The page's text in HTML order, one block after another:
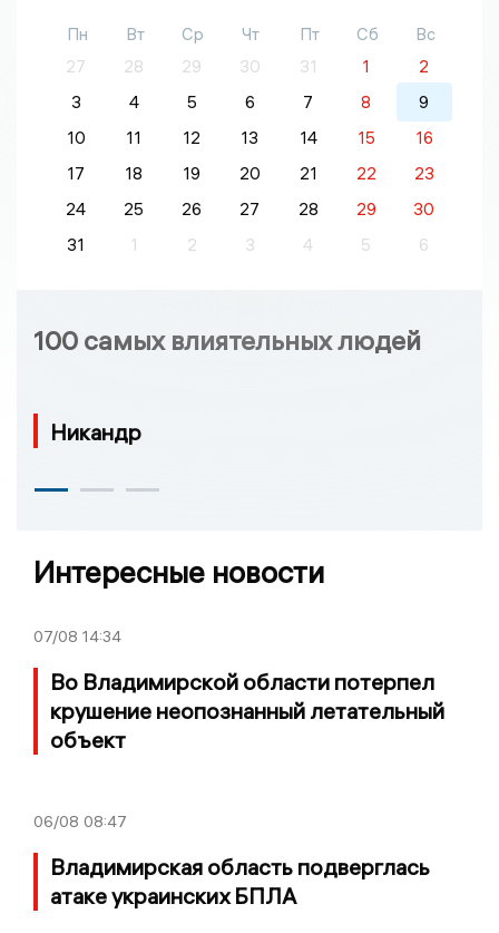
Пн Вт Ср Чт Пт Сб
Вс
27
28 29 30 31 1
2
3
4 5 6 7 8
9
10
11 12 13 14 15
16
17
18 19 20 21 22
23
24
25 26 27 28 29
30
31
1 2 3 4 5 6
100 самых влиятельных людей
Никандр
Интересные новости
07/08 14:34
Во Владимирской области потерпел
крушение неопознанный летательный
объект
06/08 08:47
Владимирская область подверглась
атаке украинских БПЛА